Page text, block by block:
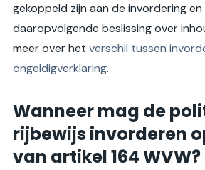
gekoppeld zijn aan de invordering en
daaropvolgende beslissing over
meer over het verschil tussen
ongeldigverklaring.
Wanneer mag de
rijbewijs invorderen
van artikel 164 WVW?